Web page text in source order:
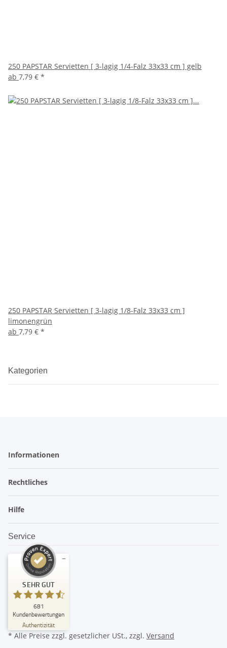
250 PAPSTAR Servietten [ 3-lagig 1/4-Falz 33x33 cm ] gelb
ab 7,79 € *
250 PAPSTAR Servietten [ 3-lagig 1/8-Falz 33x33 cm ]
limonengrün
ab 7,79 € *
Kategorien
Informationen
Rechtliches
Hilfe
Service
SEHR GUT
681
Kundenbewertungen
Authentizität
Kundenbewertungen und Erfahrungen zu
SEHR GUT
4,74
/
5,00
* Alle Preise zzgl. gesetzlicher USt., zzgl. Versand